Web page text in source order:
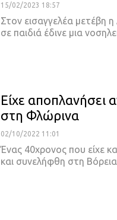
15/02/2023 18:57
Στον εισαγγελέα μετέβη
σε παιδιά έδινε μια
Είχε αποπλανήσει
στη Φλώρινα
02/10/2022 11:01
Ένας 40χρονος που είχε
και συνελήφθη στη Βόρεια